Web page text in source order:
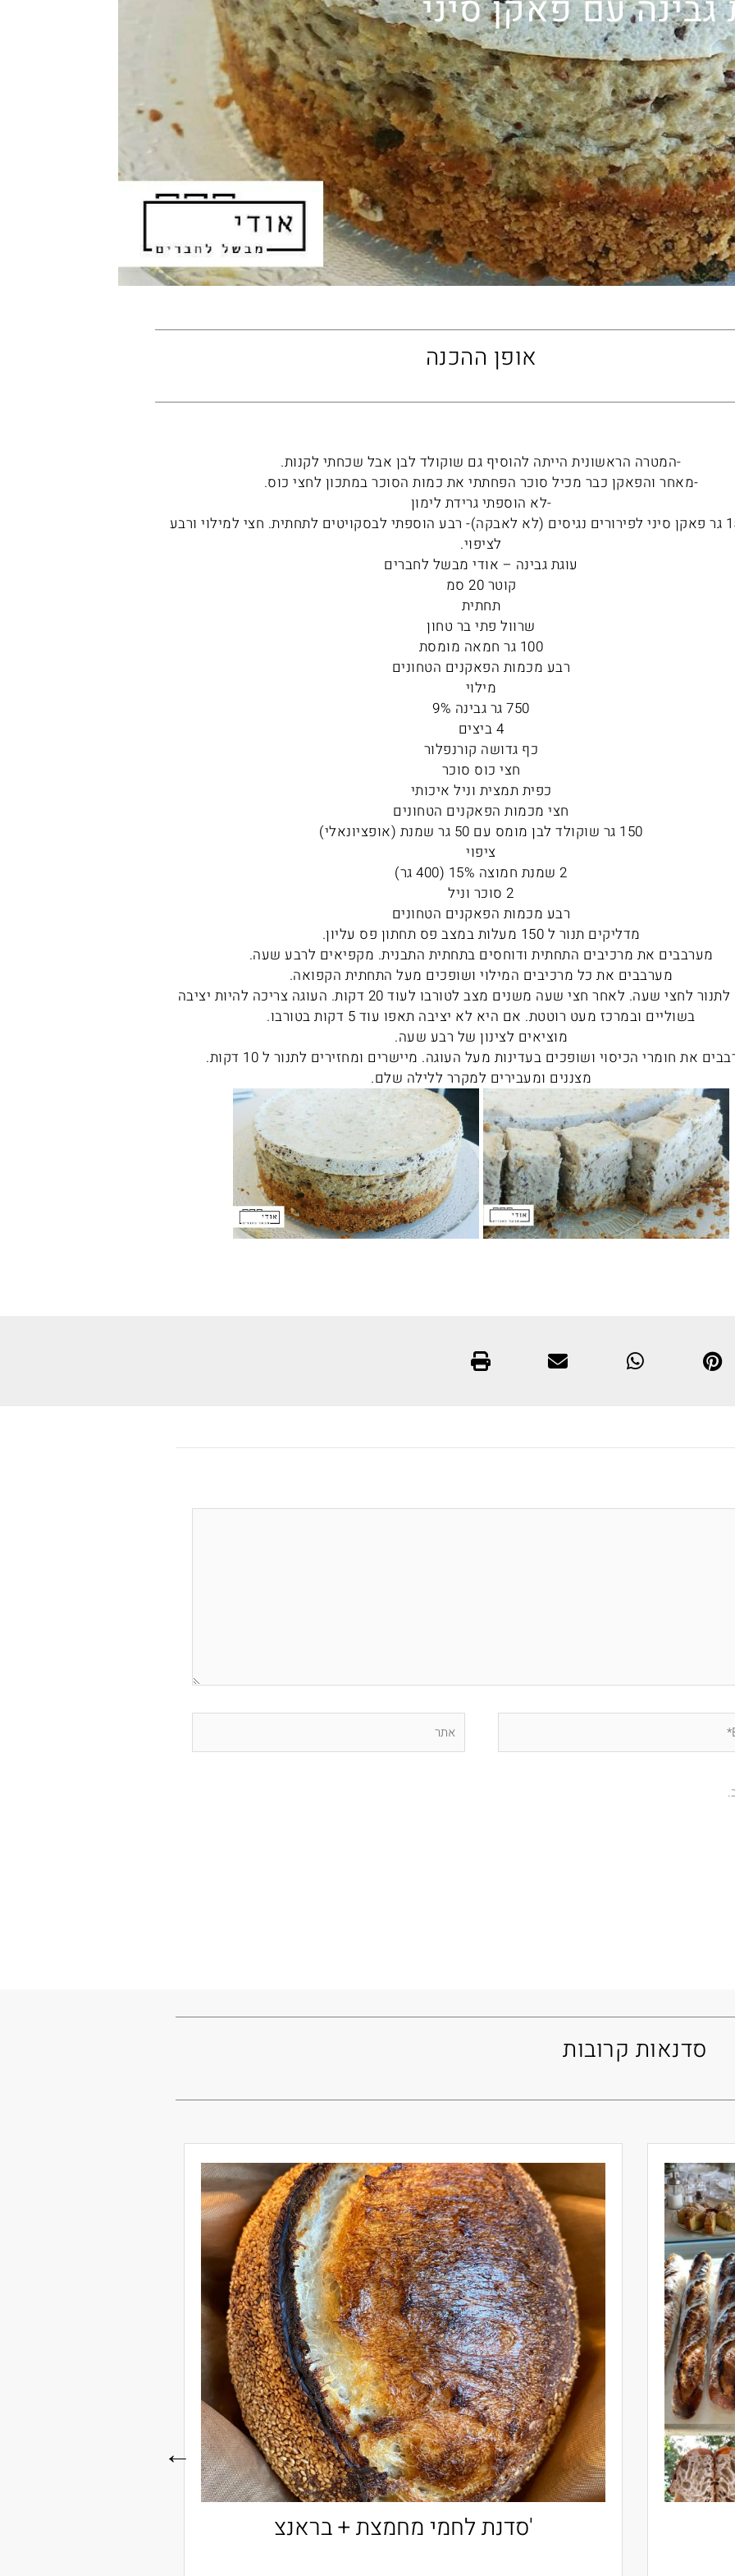
אופן ההכנה
-המטרה הראשונית הייתה להוסיף גם שוקולד לבן אבל שכחתי לקנות.
-מאחר והפאקן כבר מכיל סוכר הפחתתי את כמות הסוכר במתכון לחצי כוס.
-לא הוספתי גרידת לימון
-טחנתי 150 גר פאקן סיני לפירורים נגיסים (לא לאבקה)- רבע הוספתי לבסקויטים לתחתית. חצי למילוי ורבע
לציפוי.
עוגת גבינה – אודי מבשל לחברים
קוטר 20 סמ
תחתית
שרוול פתי בר טחון
100 גר חמאה מומסת
רבע מכמות הפאקנים הטחונים
מילוי
750 גר גבינה 9%
4 ביצים
כף גדושה קורנפלור
חצי כוס סוכר
כפית תמצית וניל איכותי
חצי מכמות הפאקנים הטחונים
150 גר שוקולד לבן מומס עם 50 גר שמנת (אופציונאלי)
ציפוי
2 שמנת חמוצה 15% (400 גר)
2 סוכר וניל
רבע מכמות הפאקנים הטחונים
מדליקים תנור ל 150 מעלות במצב פס תחתון פס עליון.
מערבבים את מרכיבים התחתית ודוחסים בתחתית התבנית. מקפיאים לרבע שעה.
מערבבים את כל מרכיבים המילוי ושופכים מעל התחתית הקפואה.
מכניסים לתנור לחצי שעה. לאחר חצי שעה משנים מצב לטורבו לעוד 20 דקות. העוגה צריכה להיות יציבה
בשוליים ובמרכז מעט רוטטת. אם היא לא יציבה תאפו עוד 5 דקות בטורבו.
מוציאים לצינון של רבע שעה.
את חומרי הכיסוי ושופכים בעדינות מעל העוגה. מיישרים ומחזירים לתנור ל 10 דקות.
מצננים ומעבירים למקרר ללילה שלם.
סדנאות קרובות
סדנאות פרטיות - בקרוב